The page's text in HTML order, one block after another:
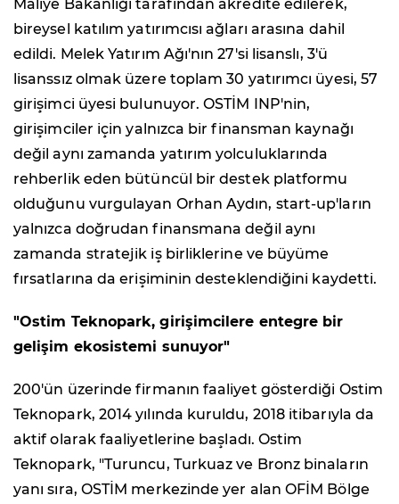
Maliye Bakanlığı tarafından akredite edilerek,
bireysel katılım yatırımcısı ağları arasına dahil
edildi. Melek Yatırım Ağı'nın 27'si lisanslı, 3'ü
lisanssız olmak üzere toplam 30 yatırımcı üyesi, 57
girişimci üyesi bulunuyor. OSTİM INP'nin,
girişimciler için yalnızca bir finansman kaynağı
değil aynı zamanda yatırım yolculuklarında
rehberlik eden bütüncül bir destek platformu
olduğunu vurgulayan Orhan Aydın, start-up'ların
yalnızca doğrudan finansmana değil aynı
zamanda stratejik iş birliklerine ve büyüme
fırsatlarına da erişiminin desteklendiğini kaydetti.
"Ostim Teknopark, girişimcilere entegre bir
gelişim ekosistemi sunuyor"
200'ün üzerinde firmanın faaliyet gösterdiği Ostim
Teknopark, 2014 yılında kuruldu, 2018 itibarıyla da
aktif olarak faaliyetlerine başladı. Ostim
Teknopark, "Turuncu, Turkuaz ve Bronz binaların
yanı sıra, OSTİM merkezinde yer alan OFİM Bölge